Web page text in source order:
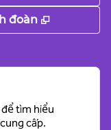
đoàn ,
tìm hiểu
cấp.